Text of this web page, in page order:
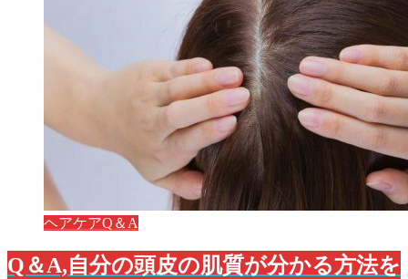
ヘアケアQ＆A
Q＆A,自分の頭皮の肌質が分かる方法を